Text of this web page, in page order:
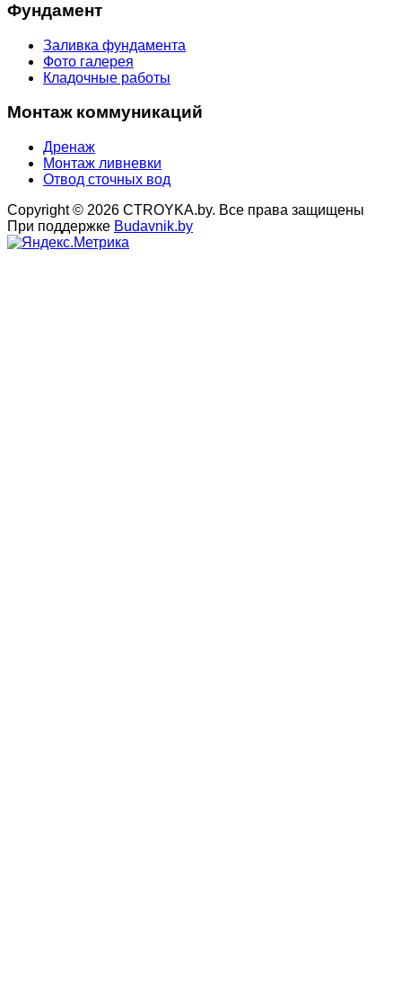
Фундамент
Заливка фундамента
Фото галерея
Кладочные работы
Монтаж коммуникаций
Дренаж
Монтаж ливневки
Отвод сточных вод
Copyright © 2026 CTROYKA.by. Все права защищены
При поддержке Budavnik.by